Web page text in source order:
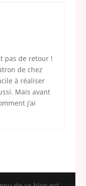
pas de retour !
de chez
à réaliser
Mais avant
j’ai